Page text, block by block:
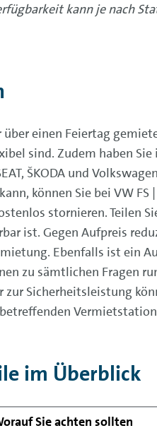
kann je nach
einen Feiertag
sind. Zudem haben Sie
ŠKODA und
können Sie bei VW
stornieren. Teilen
ist. Gegen Aufpreis
Ebenfalls ist ein
zu sämtlichen Fragen
Sicherheitsleistung
im Überblick
Sie achten sollten